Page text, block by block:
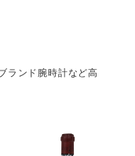
ランド腕時計など高